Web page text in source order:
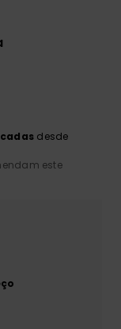
desde
este